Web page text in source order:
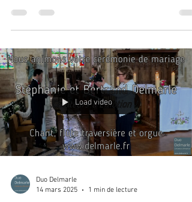
Load video
Duo Delmarle
14 mars 2025
1 min de lecture